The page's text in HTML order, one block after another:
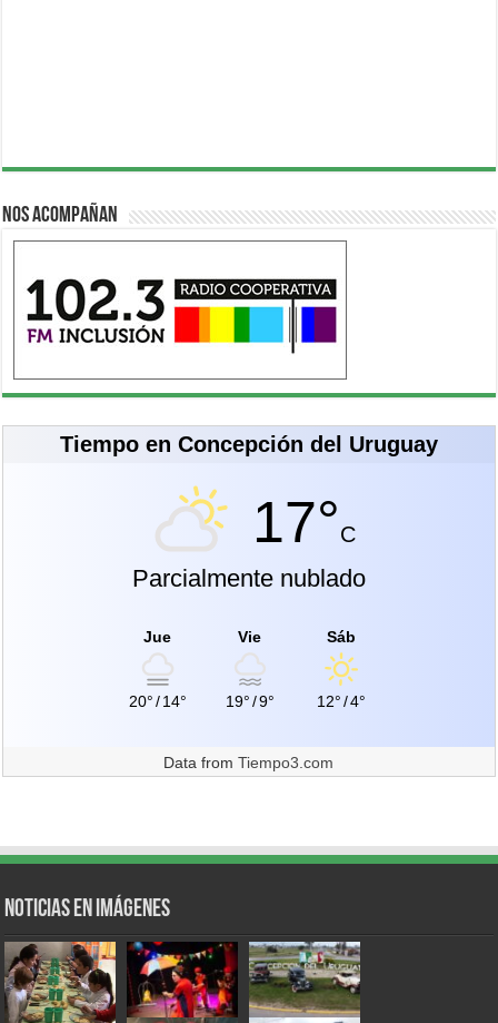
Nos acompañan
Tiempo en Concepción del Uruguay
17°C
Parcialmente nublado
Jue
20°/14°
Vie
19°/9°
Sáb
12°/4°
Data fromTiempo3.com
Noticias en Imágenes